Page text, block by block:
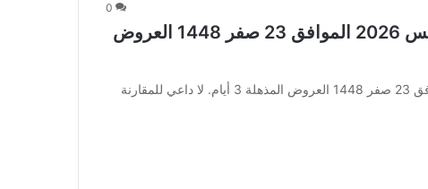
0
عروض أسواق الجزيرة اليوم 6 أغسطس 2026 الموافق 23 صفر 1448 العروض
عروض أسواق الجزيرة اليوم 6 أغسطس 2026 الموافق 23 صفر 1448 العروض المذهلة 3 أيام. لا داعي للمقارنة